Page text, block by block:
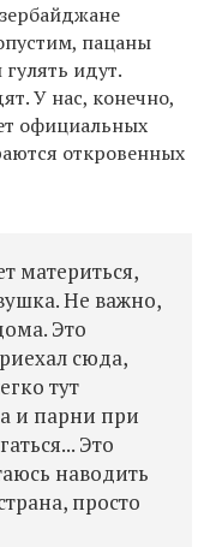
пацаны
идут.
У нас, конечно,
официальных
откровенных
материться,
Не важно,
Это
сюда,
тут
и парни при
Это
наводить
просто